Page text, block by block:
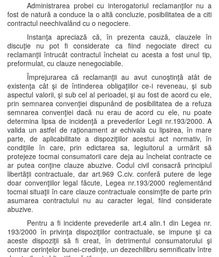
Administrarea probei cu interogatoriul reclamanţilor nu a
fost de natură a conduce la o altă concluzie, posibilitatea de a citi
contractul neechivalând cu o negociere.
Instanţa apreciază că, în prezenta cauză, clauzele în
discuţie nu pot fi considerate ca fiind negociate direct cu
reclamanţii întrucât contractul încheiat cu acesta a fost unul tip,
preformulat, cu clauze nenegociabile.
Împrejurarea că reclamanţii au avut cunoştinţă atât de
existenţa cât şi de întinderea obligaţiilor ce-i reveneau, şi sub
aspectul valorii, şi sub cel al perioadei, şi au fost de acord cu ele,
prin semnarea convenţiei dispunând de posibilitatea de a refuza
semnarea convenţiei dacă nu erau de acord cu ele, nu poate
determina lipsa de incidenţă a prevederilor Legii nr.193/2000. A
valida un astfel de raţionament ar echivala cu lipsirea, în mare
parte, de aplicabilitate a dispoziţiilor acestui act normativ, în
condiţiile în care, prin edictarea sa, legiuitorul a urmărit să
protejeze tocmai consumatorii care deja au încheiat contracte ce
ar putea conţine clauze abuzive. Codul civil consacră principiul
libertăţii contractuale, dar art.969 C.civ. conferă putere de lege
doar convenţiilor legal făcute, Legea nr.193/2000 reglementând
tocmai situaţii în care clauze contractuale consimţite de parte prin
asumarea contractului nu au caracter legal, fiind considerate
abuzive.
Pentru a fi incidente prevederile art.4 alin.1 din Legea nr.
193/2000 în privinţa dispoziţiilor contractuale, se impune şi ca
aceste dispoziţii să fi creat, în detrimentul consumatorului şi
contrar cerinţelor bunei-credinţe, un dezechilibru semnificativ între